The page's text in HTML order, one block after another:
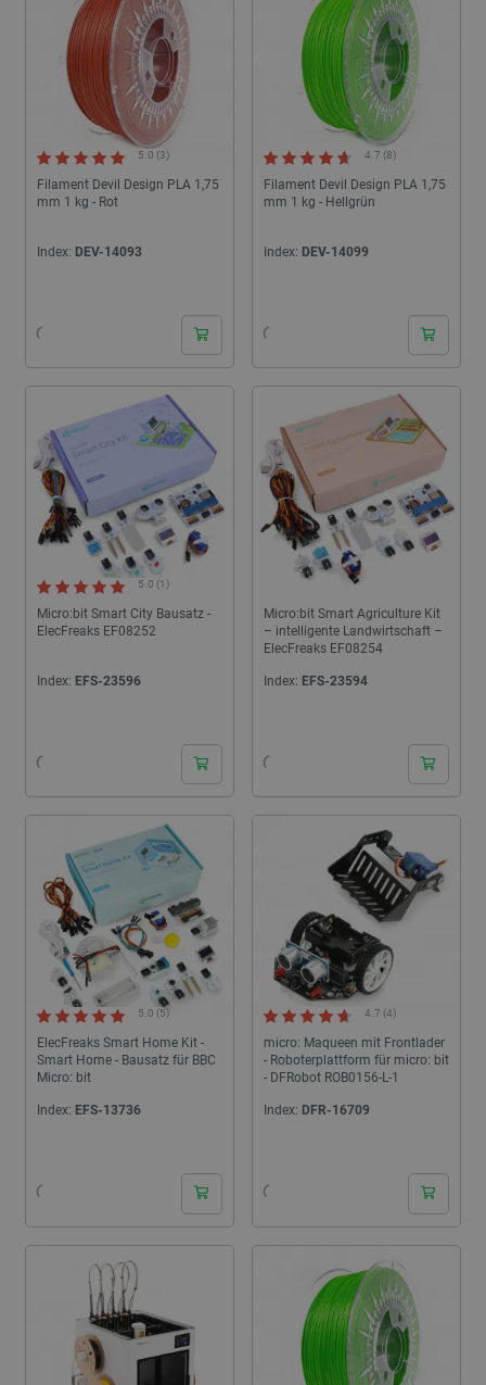
Filament Devil Design PLA 1,75
mm 1 kg - Rot
5.0 (3)
Index: DEV-14093
Filament Devil Design PLA 1,75
mm 1 kg - Hellgrün
4.7 (8)
Index: DEV-14099
Micro:bit Smart City Bausatz -
ElecFreaks EF08252
5.0 (1)
Index: EFS-23596
Micro:bit Smart Agriculture Kit
– intelligente Landwirtschaft –
ElecFreaks EF08254
Index: EFS-23594
ElecFreaks Smart Home Kit -
Smart Home - Bausatz für BBC
Micro: bit
5.0 (5)
Index: EFS-13736
micro: Maqueen mit Frontlader
- Roboterplattform für micro: bit
- DFRobot ROB0156-L-1
4.7 (4)
Index: DFR-16709